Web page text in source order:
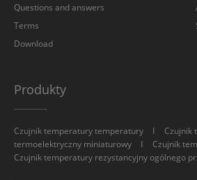
Questions and answers
Terms
Download
Produkty
Czujnik temperatury temperatury I Czujnik
termoelektryczny miniaturowy
I Czujnik
Czujnik temperatury rezystancyjny ogólnego